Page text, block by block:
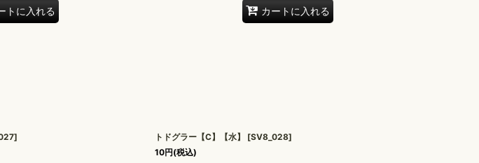
トに入れる カートに入れる
]
トドグラー【C】【水】 [SV8_028]
10円(税込)